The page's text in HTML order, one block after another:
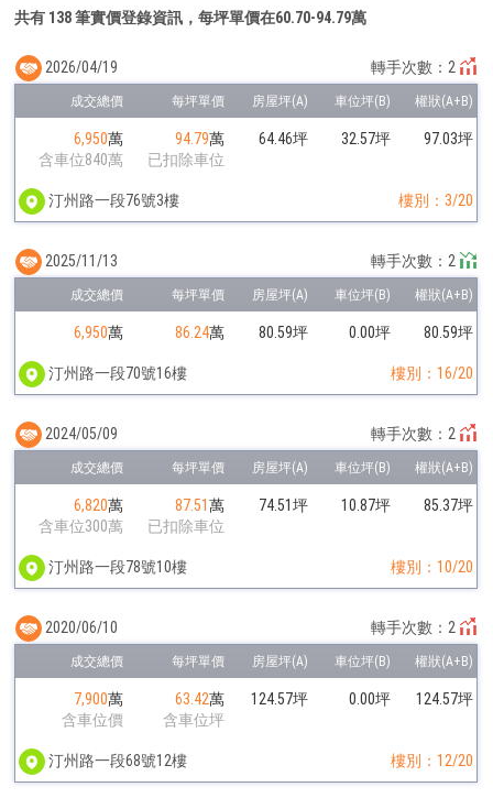
共有 138 筆實價登錄資訊，每坪單價在60.70-94.79萬
6,950萬
含車位840萬
94.79萬
已扣除車位
64.46坪 32.57坪 97.03坪
汀州路一段76號3樓 樓別：3/20
2026/04/19 轉手次數：2
6,950萬 86.24萬 80.59坪 0.00坪 80.59坪
汀州路一段70號16樓 樓別：16/20
2025/11/13 轉手次數：2
6,820萬
含車位300萬
87.51萬
已扣除車位
74.51坪 10.87坪 85.37坪
汀州路一段78號10樓 樓別：10/20
2024/05/09 轉手次數：2
7,900萬
含車位價
63.42萬
含車位坪
124.57坪 0.00坪 124.57坪
汀州路一段68號12樓 樓別：12/20
2020/06/10 轉手次數：2